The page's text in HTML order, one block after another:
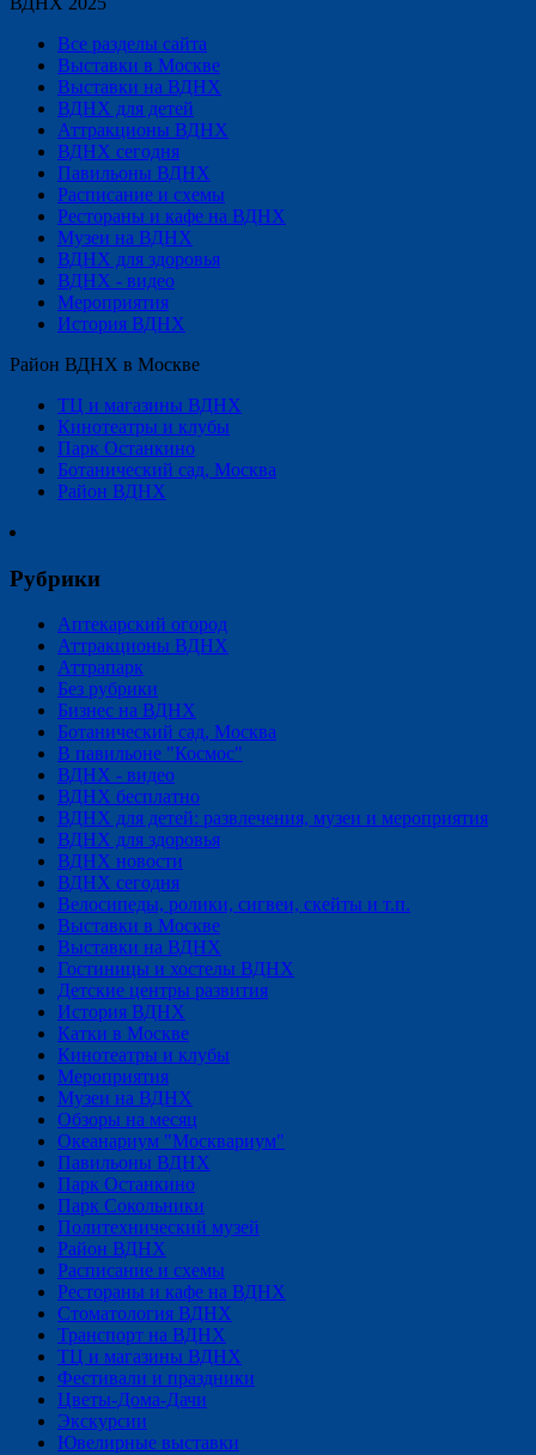
Все разделы сайта
Выставки в Москве
Выставки на ВДНХ
ВДНХ для детей
Аттракционы ВДНХ
ВДНХ сегодня
Павильоны ВДНХ
Расписание и схемы
Рестораны и кафе на ВДНХ
Музеи на ВДНХ
ВДНХ для здоровья
ВДНХ - видео
Мероприятия
История ВДНХ
Район ВДНХ в Москве
ТЦ и магазины ВДНХ
Кинотеатры и клубы
Парк Останкино
Ботанический сад, Москва
Район ВДНХ
Рубрики
Аптекарский огород
Аттракционы ВДНХ
Аттрапарк
Без рубрики
Бизнес на ВДНХ
Ботанический сад, Москва
В павильоне "Космос"
ВДНХ - видео
ВДНХ бесплатно
ВДНХ для детей: развлечения, музеи и мероприятия
ВДНХ для здоровья
ВДНХ новости
ВДНХ сегодня
Велосипеды, ролики, сигвеи, скейты и т.п.
Выставки в Москве
Выставки на ВДНХ
Гостиницы и хостелы ВДНХ
Детские центры развития
История ВДНХ
Катки в Москве
Кинотеатры и клубы
Мероприятия
Музеи на ВДНХ
Обзоры на месяц
Океанариум "Москвариум"
Павильоны ВДНХ
Парк Останкино
Парк Сокольники
Политехнический музей
Район ВДНХ
Расписание и схемы
Рестораны и кафе на ВДНХ
Стоматология ВДНХ
Транспорт на ВДНХ
ТЦ и магазины ВДНХ
Фестивали и праздники
Цветы-Дома-Дачи
Экскурсии
Ювелирные выставки